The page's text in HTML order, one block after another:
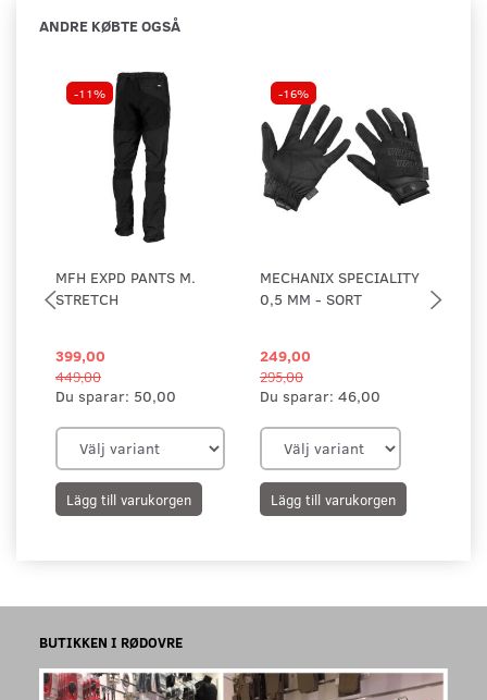
ANDRE KØBTE OGSÅ
-11%
MFH EXPD PANTS M.
STRETCH
399,00
449,00
Du sparar: 50,00
Lägg till varukorgen
-16%
MECHANIX SPECIALITY
0,5 MM - SORT
249,00
295,00
Du sparar: 46,00
Lägg till varukorgen
BUTIKKEN I RØDOVRE